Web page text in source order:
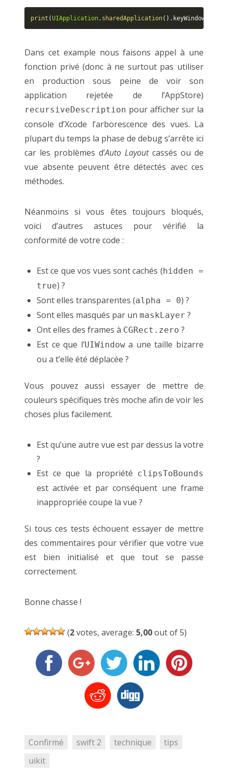
print (UIApplication. sharedApplication( ) . keyWindow
Dans cet example nous faisons appel à une
fonction privé (donc à ne surtout pas utiliser
en production sous peine de voir son
application rejetée de l’AppStore)
recursiveDescription pour afficher sur la
console d’Xcode l’arborescence des vues. La
plupart du temps la phase de debug s’arrête ici
car les problèmes d’Auto Layoutcassés ou de
vue absente peuvent être détectés avec ces
méthodes.
Néanmoins si vous êtes toujours bloqués,
voici d’autres astuces pour vérifié la
conformité de votre code :
Est ce que vos vues sont cachés (hidden =
true) ?
Sont elles transparentes (alpha = 0) ?
Sont elles masqués par un maskLayer ?
Ont elles des frames à CGRect.zero ?
Est ce que l’UIWindowa une taille bizarre
ou a t’elle été déplacée ?
Vous pouvez aussi essayer de mettre de
couleurs spécifiques très moche afin de voir les
choses plus facilement.
Est qu’une autre vue est par dessus la votre
?
Est ce que la propriété clipsToBounds
est activée et par conséquent une frame
inappropriée coupe la vue ?
Si tous ces tests échouent essayer de mettre
des commentaires pour vérifier que votre vue
est bien initialisé et que tout se passe
correctement.
Bonne chasse !
(2votes, average: 5,00out of 5)
Confirmé swift 2 technique
tips
uikit